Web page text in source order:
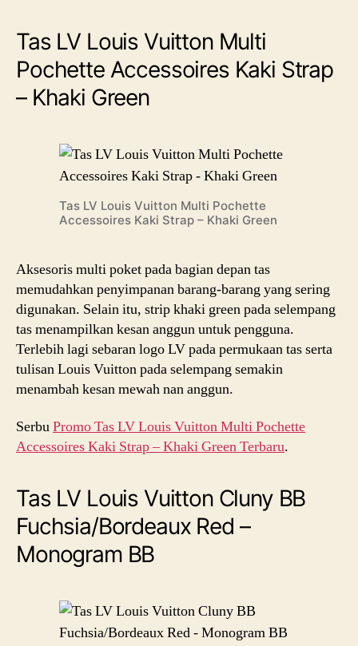
Tas LV Louis Vuitton Multi
Pochette Accessoires Kaki Strap
– Khaki Green
Tas LV Louis Vuitton Multi Pochette
Accessoires Kaki Strap – Khaki Green
Aksesoris multi poket pada bagian depan tas
memudahkan penyimpanan barang-barang yang sering
digunakan. Selain itu, strip khaki green pada selempang
tas menampilkan kesan anggun untuk pengguna.
Terlebih lagi sebaran logo LV pada permukaan tas serta
tulisan Louis Vuitton pada selempang semakin
menambah kesan mewah nan anggun.
SerbuPromo Tas LV Louis Vuitton Multi Pochette
Accessoires Kaki Strap – Khaki Green Terbaru.
Tas LV Louis Vuitton Cluny BB
Fuchsia/Bordeaux Red –
Monogram BB